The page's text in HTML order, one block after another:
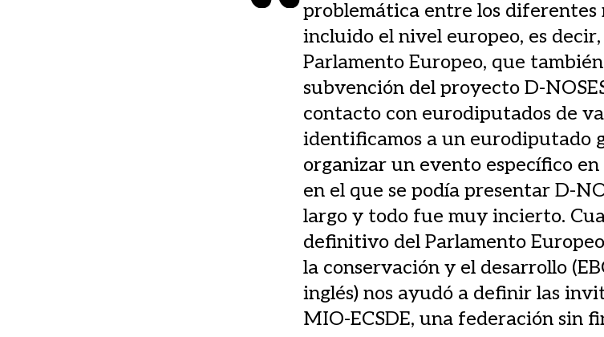
problemática entre los diferentes
incluido el nivel europeo, es
Parlamento Europeo, que
subvención del proyecto D-
contacto con eurodiputados de
identificamos a un eurodiputado
organizar un evento específico
en el que se podía presentar D-
largo y todo fue muy incierto.
definitivo del Parlamento
la conservación y el desarrollo
inglés) nos ayudó a definir las
MIO-ECSDE, una federación sin